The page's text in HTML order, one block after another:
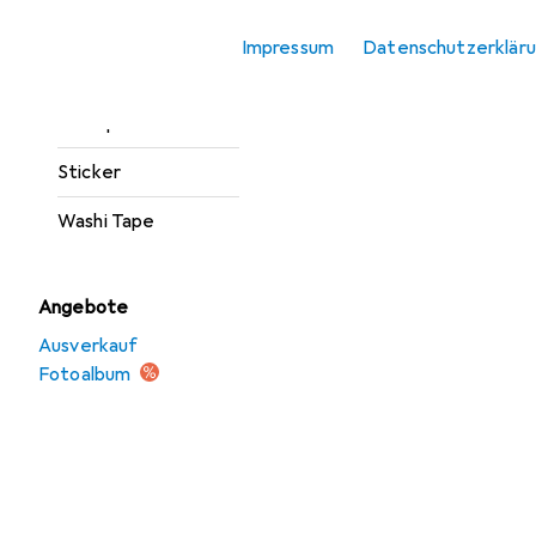
Impressum
Stempel
Sticker
Washi Tape
Angebote
Ausverkauf
Fotoalbum